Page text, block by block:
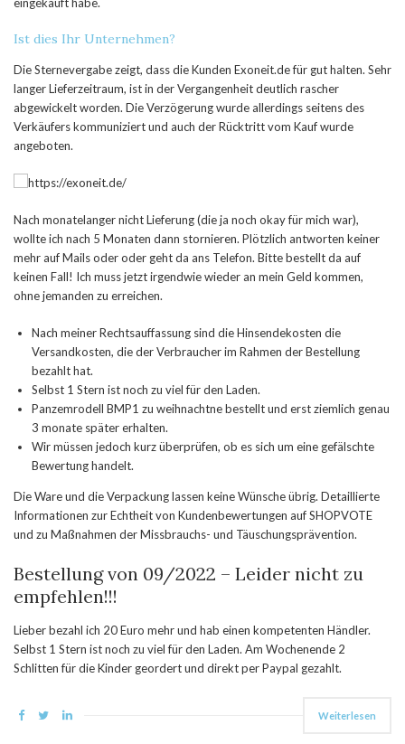
Ist dies Ihr Unternehmen?
Die Sternevergabe zeigt, dass die Kunden Exoneit.de für gut halten. Sehr
langer Lieferzeitraum, ist in der Vergangenheit deutlich rascher
abgewickelt worden. Die Verzögerung wurde allerdings seitens des
Verkäufers kommuniziert und auch der Rücktritt vom Kauf wurde
angeboten.
Nach monatelanger nicht Lieferung (die ja noch okay für mich war),
wollte ich nach 5 Monaten dann stornieren. Plötzlich antworten keiner
mehr auf Mails oder oder geht da ans Telefon. Bitte bestellt da auf
keinen Fall! Ich muss jetzt irgendwie wieder an mein Geld kommen,
ohne jemanden zu erreichen.
Nach meiner Rechtsauffassung sind die Hinsendekosten die
Versandkosten, die der Verbraucher im Rahmen der Bestellung
bezahlt hat.
Selbst 1 Stern ist noch zu viel für den Laden.
Panzemrodell BMP1 zu weihnachtne bestellt und erst ziemlich genau
3 monate später erhalten.
Wir müssen jedoch kurz überprüfen, ob es sich um eine gefälschte
Bewertung handelt.
Die Ware und die Verpackung lassen keine Wünsche übrig. Detaillierte
Informationen zur Echtheit von Kundenbewertungen auf SHOPVOTE
und zu Maßnahmen der Missbrauchs- und Täuschungsprävention.
Bestellung von 09/2022 – Leider nicht zu
empfehlen!!!
Lieber bezahl ich 20 Euro mehr und hab einen kompetenten Händler.
Selbst 1 Stern ist noch zu viel für den Laden. Am Wochenende 2
Schlitten für die Kinder geordert und direkt per Paypal gezahlt.
Weiterlesen